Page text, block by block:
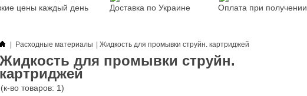
цены каждый день Доставка по Украине Оплата при получении
Расходные материалы Жидкость для промывки струйн. картриджей
Жидкость для промывки струйн.
картриджей
(к-во товаров: 1)